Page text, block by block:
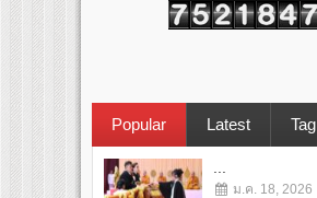
Popular Latest Tag
ม.ค. 18, 2026